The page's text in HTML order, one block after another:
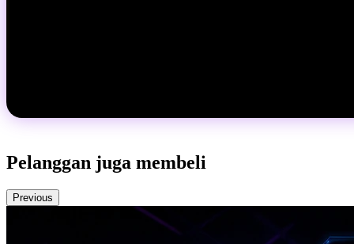
Pelanggan juga membeli
Previous